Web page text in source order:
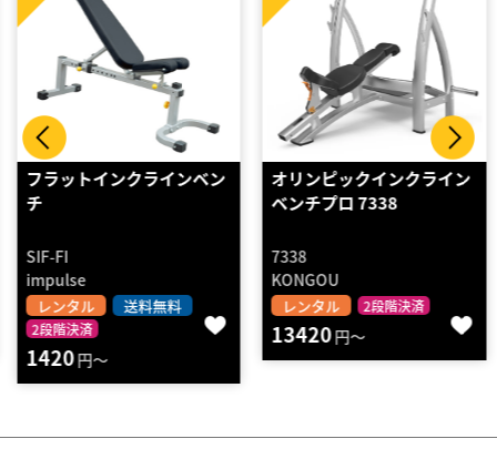
フラットインクラインベン
チ
SIF-FI
impulse
レンタル 送料無料
2段階決済
1420円～
オリンピックインクライン
ベンチプロ 7338
7338
KONGOU
レンタル 2段階決済
13420円～